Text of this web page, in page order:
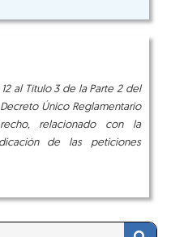
al Título 3 de la Parte 2 del
Único Reglamentario
relacionado con la
de las peticiones